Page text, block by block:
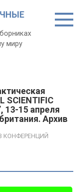
миру
SCIENTIFIC
13-15 апреля
Архив
КОНФЕРЕНЦИЙ